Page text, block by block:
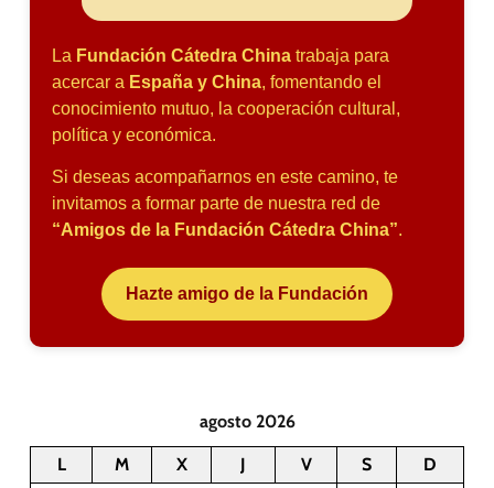
La Fundación Cátedra China trabaja para
acercar a España y China, fomentando el
conocimiento mutuo, la cooperación cultural,
política y económica.
Si deseas acompañarnos en este camino, te
invitamos a formar parte de nuestra red de
“Amigos de la Fundación Cátedra China”.
Hazte amigo de la Fundación
agosto 2026
L M X J V S
D